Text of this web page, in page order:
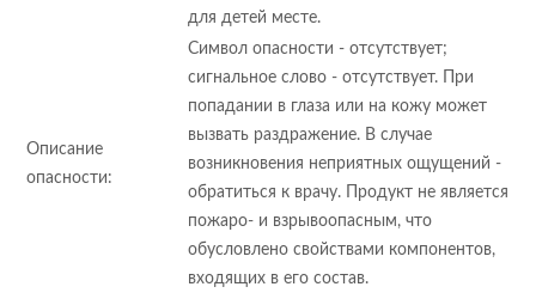
для детей месте.
Описание
опасности:
Символ опасности - отсутствует;
сигнальное слово - отсутствует. При
попадании в глаза или на кожу может
вызвать раздражение. В случае
возникновения неприятных ощущений -
обратиться к врачу. Продукт не является
пожаро- и взрывоопасным, что
обусловлено свойствами компонентов,
входящих в его состав.